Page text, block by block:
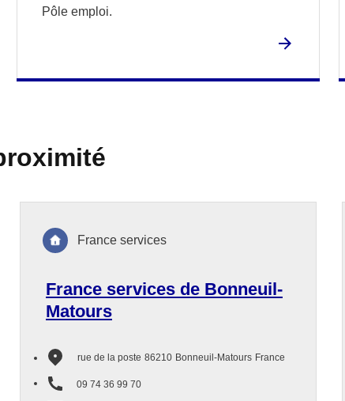
Pôle emploi.
France services de Bonneuil-
Matours
rue de la poste 86210 Bonneuil-Matours France
09 74 36 99 70
France services